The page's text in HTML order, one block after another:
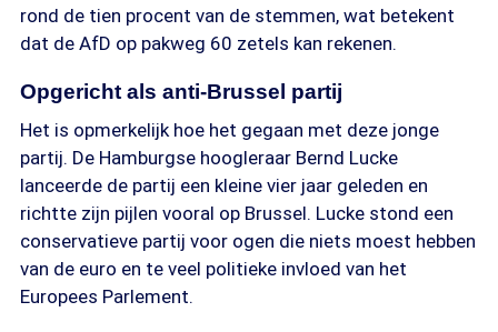
rond de tien procent van de stemmen, wat betekent
dat de AfD op pakweg 60 zetels kan rekenen.
Opgericht als anti-Brussel partij
Het is opmerkelijk hoe het gegaan met deze jonge
partij. De Hamburgse hoogleraar Bernd Lucke
lanceerde de partij een kleine vier jaar geleden en
richtte zijn pijlen vooral op Brussel. Lucke stond een
conservatieve partij voor ogen die niets moest hebben
van de euro en te veel politieke invloed van het
Europees Parlement.